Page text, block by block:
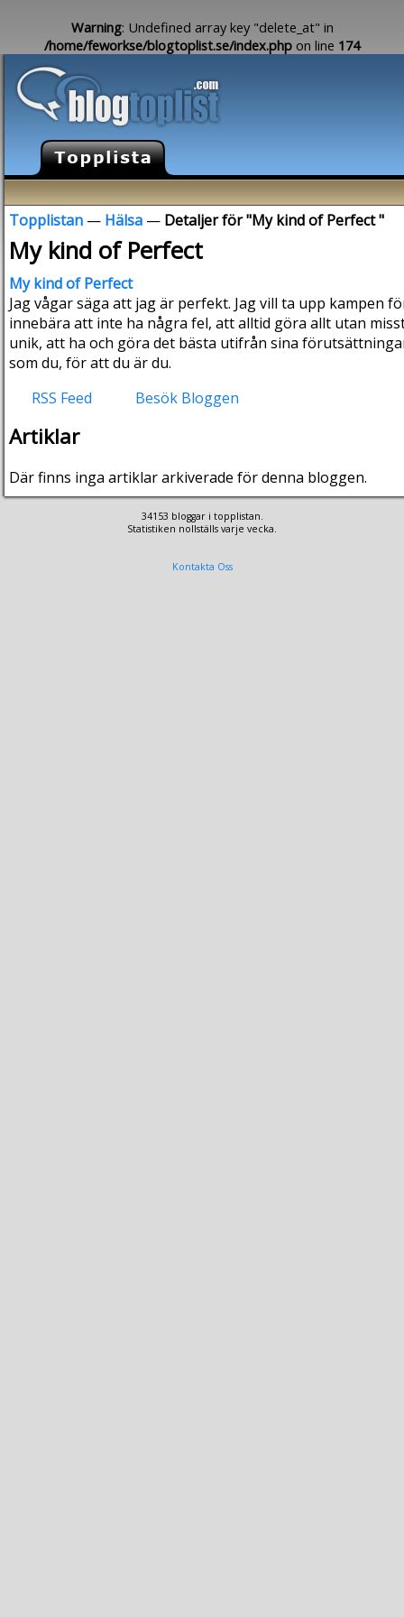
Warning: Undefined array key "delete_at" in
/home/feworkse/blogtoplist.se/index.php on line 174
Topplistan — Hälsa — Detaljer för "My kind of Perfect "
My kind of Perfect
My kind of Perfect
Jag vågar säga att jag är perfekt. Jag vill ta upp kampen
innebära att inte ha några fel, att alltid göra allt utan
unik, att ha och göra det bästa utifrån sina
som du, för att du är du.
RSS Feed
Besök Bloggen
Artiklar
Där finns inga artiklar arkiverade för denna bloggen.
34153 bloggar i topplistan.
Statistiken nollställs varje vecka.
Kontakta Oss